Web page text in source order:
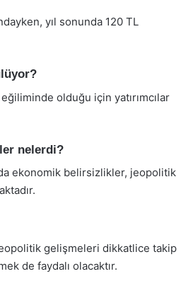
yıl sonunda 120 TL
olduğu için yatırımcılar
nelerdi?
ekonomik belirsizlikler, jeopolitik
gelişmeleri dikkatlice takip
de faydalı olacaktır.